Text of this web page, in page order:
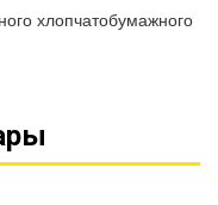
хлопчатобумажного